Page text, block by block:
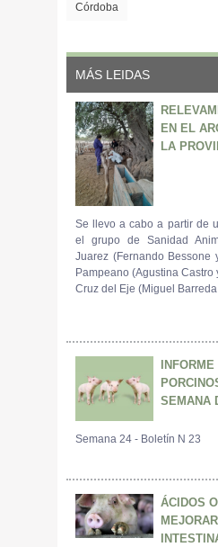
Córdoba
MÁS LEIDAS
EN EL
LA
Se llevo a cabo a partir de
el grupo de Sanidad
Juarez (Fernando Bessone
Pampeano (Agustina Castro
Cruz del Eje (Miguel Barreda
SEMANA
Semana 24 - Boletín N 23
ÁCIDOS